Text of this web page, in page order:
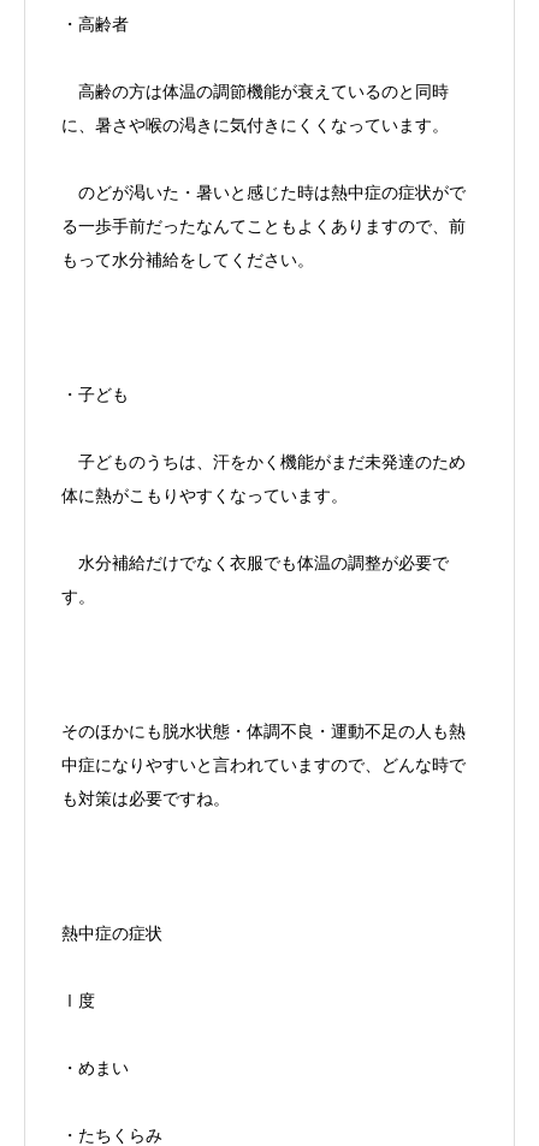
・高齢者
高齢の方は体温の調節機能が衰えているのと同時
に、暑さや喉の渇きに気付きにくくなっています。
のどが渇いた・暑いと感じた時は熱中症の症状がで
る一歩手前だったなんてこともよくありますので、前
もって水分補給をしてください。
・子ども
子どものうちは、汗をかく機能がまだ未発達のため
体に熱がこもりやすくなっています。
水分補給だけでなく衣服でも体温の調整が必要で
す。
そのほかにも脱水状態・体調不良・運動不足の人も熱
中症になりやすいと言われていますので、どんな時で
も対策は必要ですね。
熱中症の症状
Ⅰ度
・めまい
・たちくらみ